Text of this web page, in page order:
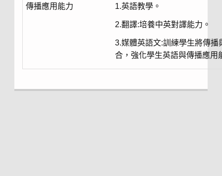
傳播應用能力 1.英語教學。
2.翻譯:培養中英對譯能力。
3.媒體英語文:訓練學生將傳
合，強化學生英語與傳播應用